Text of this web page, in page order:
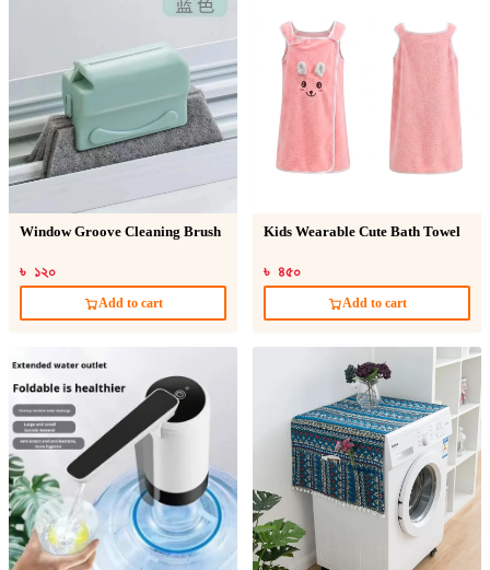
Window Groove Cleaning Brush
৳ ১২০
Add to cart
Kids Wearable Cute Bath Towel
৳ ৪৫০
Add to cart